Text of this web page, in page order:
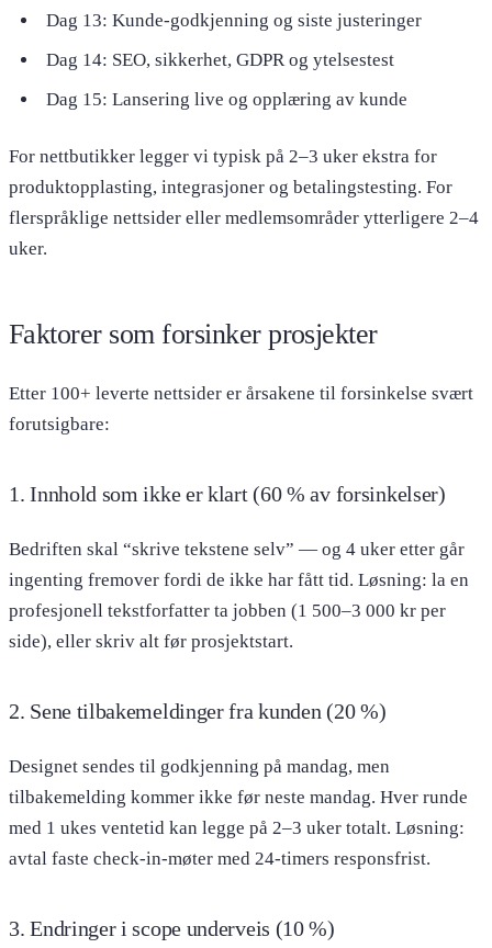
Dag 13: Kunde-godkjenning og siste justeringer
Dag 14: SEO, sikkerhet, GDPR og ytelsestest
Dag 15: Lansering live og opplæring av kunde
For nettbutikker legger vi typisk på 2–3 uker ekstra for
produktopplasting, integrasjoner og betalingstesting. For
flerspråklige nettsider eller medlemsområder ytterligere 2–4
uker.
Faktorer som forsinker prosjekter
Etter 100+ leverte nettsider er årsakene til forsinkelse svært
forutsigbare:
1. Innhold som ikke er klart (60 % av forsinkelser)
Bedriften skal “skrive tekstene selv” — og 4 uker etter går
ingenting fremover fordi de ikke har fått tid. Løsning: la en
profesjonell tekstforfatter ta jobben (1 500–3 000 kr per
side), eller skriv alt før prosjektstart.
2. Sene tilbakemeldinger fra kunden (20 %)
Designet sendes til godkjenning på mandag, men
tilbakemelding kommer ikke før neste mandag. Hver runde
med 1 ukes ventetid kan legge på 2–3 uker totalt. Løsning:
avtal faste check-in-møter med 24-timers responsfrist.
3. Endringer i scope underveis (10 %)